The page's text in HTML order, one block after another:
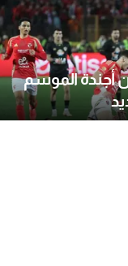
أجندة الموسم